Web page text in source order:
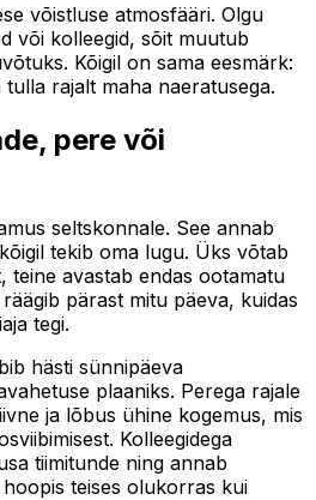
võistluse atmosfääri. Olgu
või kolleegid, sõit muutub
Kõigil on sama eesmärk:
rajalt maha naeratusega.
pere või
seltskonnale. See annab
tekib oma lugu. Üks võtab
teine avastab endas ootamatu
pärast mitu päeva, kuidas
tegi.
hästi sünnipäeva
plaaniks. Perega rajale
ja lõbus ühine kogemus, mis
Kolleegidega
tiimitunde ning annab
teises olukorras kui